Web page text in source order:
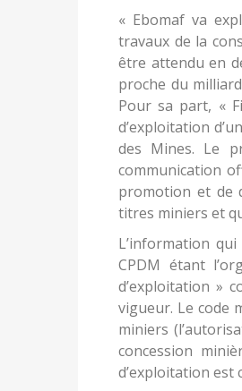
« Ebomaf va
travaux de la
être attendu en
proche du
Pour sa part, «
d’exploitation
des Mines. Le
communication
promotion et de
titres miniers et
L’information
CPDM étant
d’exploitation »
vigueur. Le code
miniers
concession
d’exploitation est